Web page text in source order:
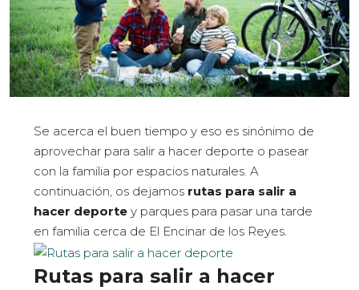
Se acerca el buen tiempo y eso es sinónimo de
aprovechar para salir a hacer deporte o pasear
con la familia por espacios naturales. A
continuación, os dejamos rutas para salir a
hacer deporte y parques para pasar una tarde
en familia cerca de El Encinar de los Reyes.
Rutas para salir a hacer